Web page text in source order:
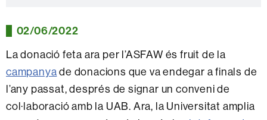
02/06/2022
La donació feta ara per l’ASFAW és fruit de la
campanyade donacions que va endegar a finals de
l’any passat, després de signar un conveni de
col·laboració amb la UAB. Ara, la Universitat amplia